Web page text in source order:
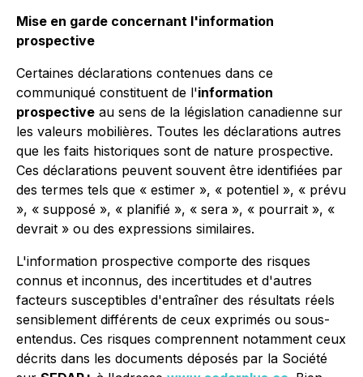
Mise en garde concernant l'information
prospective
Certaines déclarations contenues dans ce
communiqué constituent de l'information
prospective au sens de la législation canadienne sur
les valeurs mobilières. Toutes les déclarations autres
que les faits historiques sont de nature prospective.
Ces déclarations peuvent souvent être identifiées par
des termes tels que « estimer », « potentiel », « prévu
», « supposé », « planifié », « sera », « pourrait », «
devrait » ou des expressions similaires.
L'information prospective comporte des risques
connus et inconnus, des incertitudes et d'autres
facteurs susceptibles d'entraîner des résultats réels
sensiblement différents de ceux exprimés ou sous-
entendus. Ces risques comprennent notamment ceux
décrits dans les documents déposés par la Société